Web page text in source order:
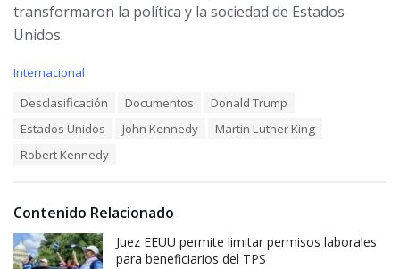
transformaron la política y la sociedad de Estados
Unidos.
C
s
:
Internacional
Desclasificación Documentos
Donald Trump
Estados Unidos
John Kennedy
Martin Luther King
Robert Kennedy
Contenido Relacionado
Juez EEUU permite limitar permisos laborales
para beneficiarios del TPS